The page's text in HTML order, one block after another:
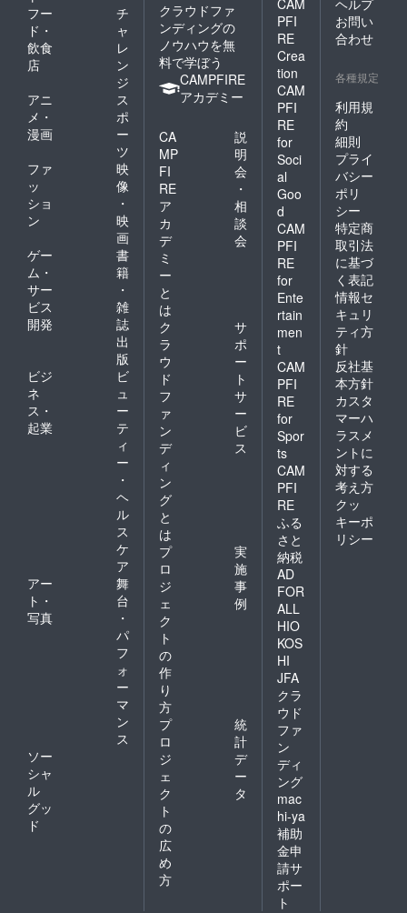
フー
ド・
飲食
店
チ
ャ
レ
ン
ジ
アニ
メ・
漫画
ス
ポ
ー
ツ
ファ
ッ
ショ
ン
映
像
・
映
画
ゲー
ム・
サー
ビス
開発
書
籍
・
雑
誌
出
版
ビジ
ネ
ス・
起業
ビ
ュ
ー
テ
ィ
ー
・
ヘ
ル
ス
ケ
ア
アー
ト・
写真
舞
台
・
パ
フ
ォ
ー
マ
ン
ス
ソー
シャ
ル
グッ
ド
クラウドファ
ンディングの
ノウハウを無
料で学ぼう
CAMPFIRE
アカデミー
CA
MP
FI
RE
ア
カ
デ
ミ
ー
と
は
説
明
会
・
相
談
会
ク
ラ
ウ
ド
フ
ァ
ン
デ
ィ
ン
グ
と
は
サ
ポ
ー
ト
サ
ー
ビ
ス
プ
ロ
ジ
ェ
ク
ト
の
作
り
方
実
施
事
例
プ
ロ
ジ
ェ
ク
ト
の
広
め
方
統
計
デ
ー
タ
CAM
PFI
RE
Crea
tion
CAM
PFI
RE
for
Soci
al
Goo
d
CAM
PFI
RE
for
Ente
rtain
men
t
CAM
PFI
RE
for
Spor
ts
CAM
PFI
RE
ふる
さと
納税
AD
FOR
ALL
HIO
KOS
HI
JFA
クラ
ウド
ファ
ン
ディ
ング
mac
hi-ya
補助
金申
請サ
ポー
ト
ヘルプ
お問い
合わせ
各種規定
利用規
約
細則
プライ
バシー
ポリ
シー
特定商
取引法
に基づ
く表記
情報セ
キュリ
ティ方
針
反社基
本方針
カスタ
マーハ
ラスメ
ントに
対する
考え方
クッ
キーポ
リシー